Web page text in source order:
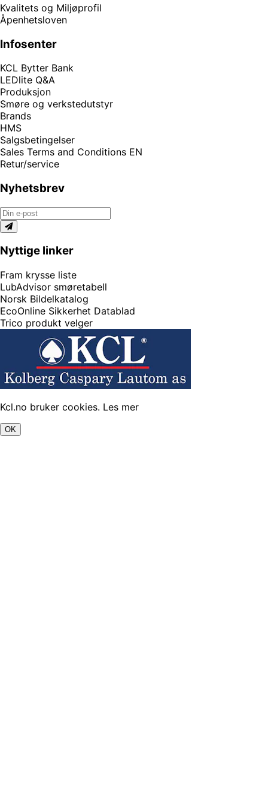
Kvalitets og Miljøprofil
Åpenhetsloven
Infosenter
KCL Bytter Bank
LEDlite Q&A
Produksjon
Smøre og verkstedutstyr
Brands
HMS
Salgsbetingelser
Sales Terms and Conditions EN
Retur/service
Nyhetsbrev
Nyttige linker
Fram krysse liste
LubAdvisor smøretabell
Norsk Bildelkatalog
EcoOnline Sikkerhet Datablad
Trico produkt velger
Kcl.no bruker cookies. Les mer
OK